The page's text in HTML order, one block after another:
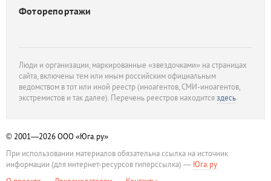
Фоторепортажи
Люди и организации, маркированные «звездочками» на страницах
сайта, включены тем или иным российским официальным
ведомством в тот или иной реестр (иноагентов, СМИ-иноагентов,
экстремистов и так далее). Перечень реестров находитсяздесь.
© 2001—2026ООО «Юга.ру»
При использовании материалов обязательна ссылка на источник
информации (для интернет-ресурсов гиперссылка) — Юга.ру